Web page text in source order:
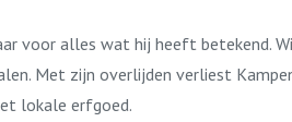
voor alles wat hij heeft betekend.
Met zijn overlijden verliest
lokale erfgoed.